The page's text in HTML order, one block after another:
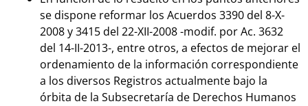
se dispone reformar los Acuerdos 3390 del 8-X-
2008 y 3415 del 22-XII-2008 -modif. por Ac. 3632
del 14-II-2013-, entre otros, a efectos de mejorar el
ordenamiento de la información correspondiente
a los diversos Registros actualmente bajo la
órbita de la Subsecretaría de Derechos Humanos